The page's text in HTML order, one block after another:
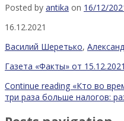
Posted by antika on 16/12/
16.12.2021
Василий Шеретько,
Газета «Факты» от 15.12.2021
Continue reading «Кто во
три раза больше налогов: